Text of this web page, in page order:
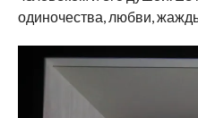
одиночества, любви,